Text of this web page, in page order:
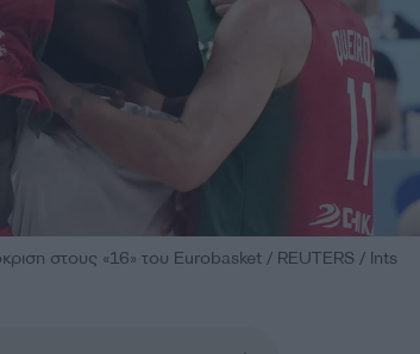
στους «16» του Eurobasket / REUTERS / Ints